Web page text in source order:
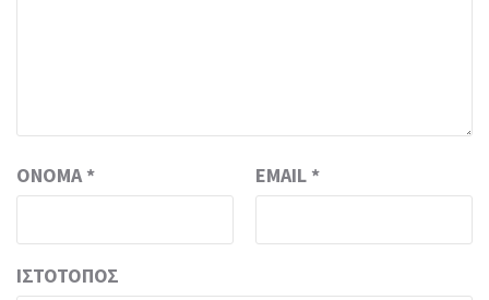
ΌΝΟΜΑ* EMAIL *
ΙΣΤΌΤΟΠΟΣ